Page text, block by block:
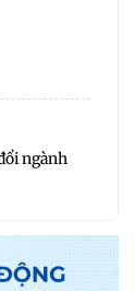
ngành